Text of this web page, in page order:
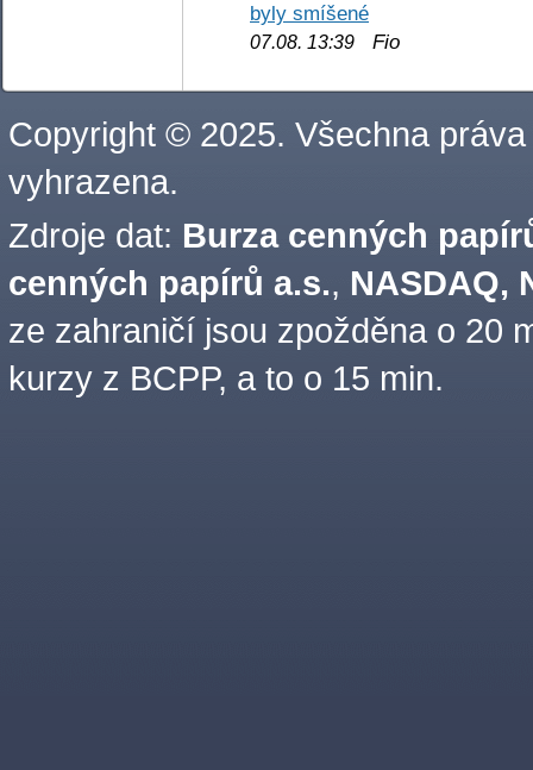
byly smíšené
07.08. 13:39 Fio
Copyright © 2025. Všechna práva
vyhrazena.
Zdroje dat: Burza cenných
cenných papírů a.s., NASDAQ,
ze zahraničí jsou zpožděna o 20
kurzy z BCPP, a to o 15 min.